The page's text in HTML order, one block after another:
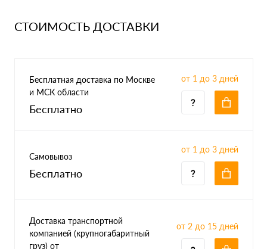
СТОИМОСТЬ ДОСТАВКИ
Бесплатная доставка по Москве
и МСК области
Бесплатно
от 1 до 3 дней
Самовывоз
Бесплатно
от 1 до 3 дней
Доставка транспортной
компанией (крупногабаритный
груз) от
от 2 до 15 дней